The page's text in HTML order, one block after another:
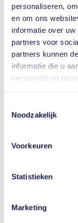
personaliseren,
en om ons
informatie over
partners voor
partners kunnen
informatie die u
verzameld op
Noodzakelijk
Voorkeuren
Statistieken
Marketing
artikelen